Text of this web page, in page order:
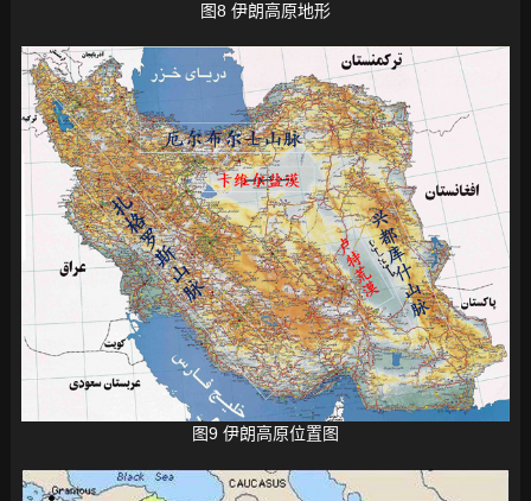
图8 伊朗高原地形
图9 伊朗高原位置图